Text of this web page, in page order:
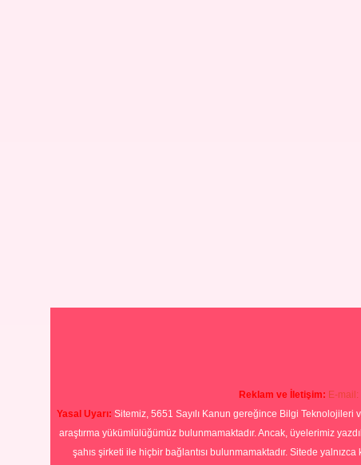
Reklam ve İletişim: E-mail:
Yasal Uyarı: Sitemiz, 5651 Sayılı Kanun gereğince Bilgi Teknolojileri
araştırma yükümlülüğümüz bulunmamaktadır. Ancak, üyelerimiz
şahıs şirketi ile hiçbir bağlantısı bulunmamaktadır. Sitede